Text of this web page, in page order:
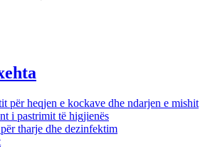
për heqjen e kockave dhe ndarjen e mishit
i pastrimit të higjienës
tharje dhe dezinfektim